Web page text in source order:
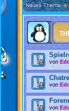
Neues Thema
von
von
von